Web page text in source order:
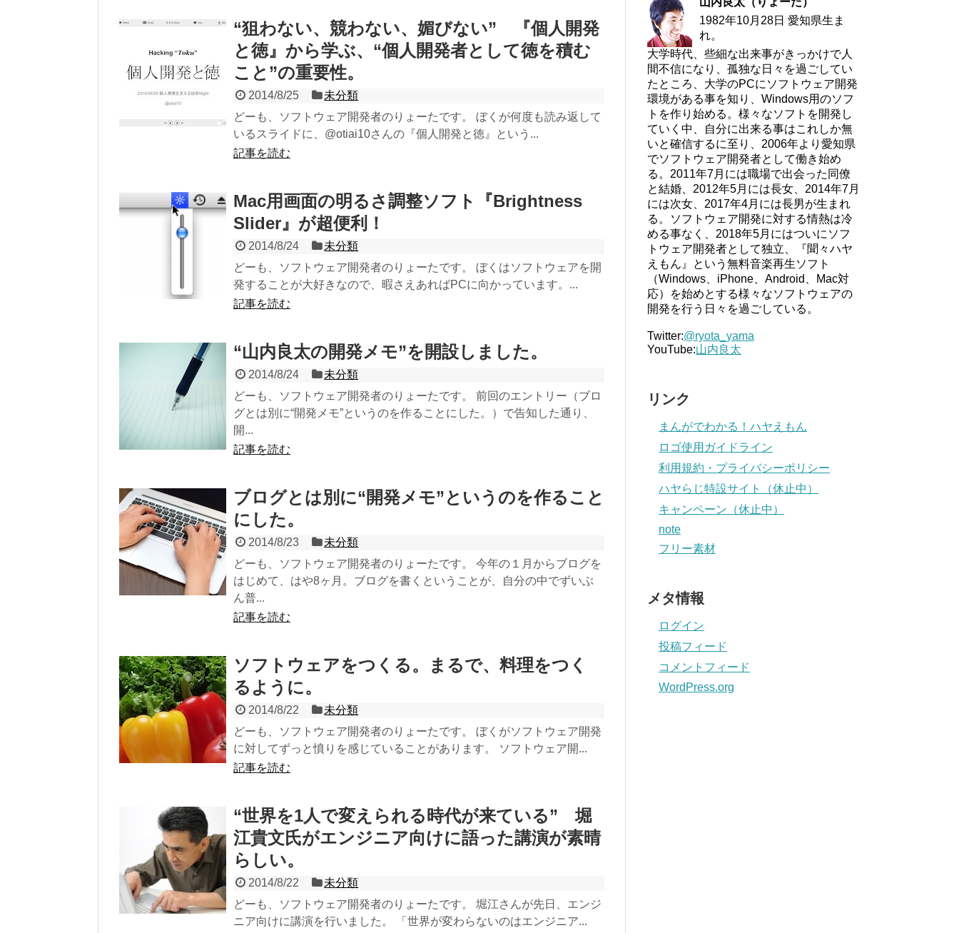
“狙わない、競わない、媚びない” 『個人開発
と徳』から学ぶ、“個人開発者として徳を積む
こと”の重要性。
2014/8/25
未分類
どーも、ソフトウェア開発者のりょーたです。 ぼくが何度も読み返して
いるスライドに、@otiai10さんの『個人開発と徳』という...
記事を読む
Mac用画面の明るさ調整ソフト『Brightness
Slider』が超便利！
2014/8/24
未分類
どーも、ソフトウェア開発者のりょーたです。 ぼくはソフトウェアを開
発することが大好きなので、暇さえあればPCに向かっています。...
記事を読む
“山内良太の開発メモ”を開設しました。
2014/8/24
未分類
どーも、ソフトウェア開発者のりょーたです。 前回のエントリー（ブロ
グとは別に“開発メモ”というのを作ることにした。）で告知した通り、
開...
記事を読む
ブログとは別に“開発メモ”というのを作ること
にした。
2014/8/23
未分類
どーも、ソフトウェア開発者のりょーたです。 今年の１月からブログを
はじめて、はや8ヶ月。ブログを書くということが、自分の中でずいぶ
ん普...
記事を読む
ソフトウェアをつくる。まるで、料理をつく
るように。
2014/8/22
未分類
どーも、ソフトウェア開発者のりょーたです。 ぼくがソフトウェア開発
に対してずっと憤りを感じていることがあります。 ソフトウェア開...
記事を読む
“世界を1人で変えられる時代が来ている” 堀
江貴文氏がエンジニア向けに語った講演が素晴
らしい。
2014/8/22
未分類
どーも、ソフトウェア開発者のりょーたです。 堀江さんが先日、エンジ
ニア向けに講演を行いました。 「世界が変わらないのはエンジニア...
1982年10月28日 愛知県生ま
れ。
大学時代、些細な出来事がきっかけで人
間不信になり、孤独な日々を過ごしてい
たところ、大学のPCにソフトウェア開発
環境がある事を知り、Windows用のソフ
トを作り始める。様々なソフトを開発し
ていく中、自分に出来る事はこれしか無
いと確信するに至り、2006年より愛知県
でソフトウェア開発者として働き始め
る。2011年7月には職場で出会った同僚
と結婚、2012年5月には長女、2014年7月
には次女、2017年4月には長男が生まれ
る。ソフトウェア開発に対する情熱は冷
める事なく、2018年5月にはついにソフ
トウェア開発者として独立、『聞々ハヤ
えもん』という無料音楽再生ソフト
（Windows、iPhone、Android、Mac対
応）を始めとする様々なソフトウェアの
開発を行う日々を過ごしている。
Twitter:@ryota_yama
YouTube:山内良太
リンク
まんがでわかる！ハヤえもん
ロゴ使用ガイドライン
利用規約・プライバシーポリシー
ハヤらじ特設サイト（休止中）
キャンペーン（休止中）
note
フリー素材
メタ情報
ログイン
投稿フィード
コメントフィード
WordPress.org